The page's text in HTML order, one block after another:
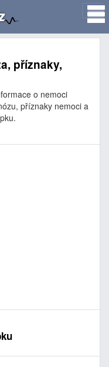
příznaky,
o nemoci
příznaky nemoci a